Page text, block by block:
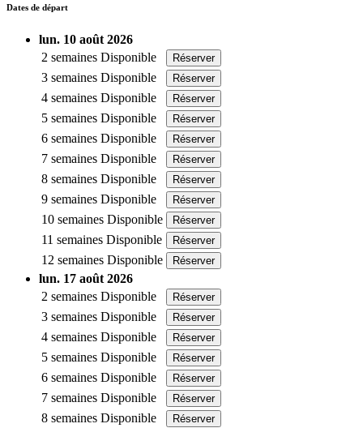
Dates de départ
lun. 10 août 2026
2 semaines Disponible Réserver
3 semaines Disponible Réserver
4 semaines Disponible Réserver
5 semaines Disponible Réserver
6 semaines Disponible Réserver
7 semaines Disponible Réserver
8 semaines Disponible Réserver
9 semaines Disponible Réserver
10 semaines Disponible Réserver
11 semaines Disponible Réserver
12 semaines Disponible Réserver
lun. 17 août 2026
2 semaines Disponible Réserver
3 semaines Disponible Réserver
4 semaines Disponible Réserver
5 semaines Disponible Réserver
6 semaines Disponible Réserver
7 semaines Disponible Réserver
8 semaines Disponible Réserver